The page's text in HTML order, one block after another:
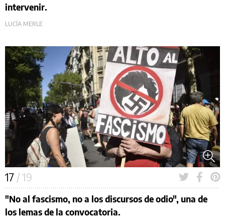
intervenir.
LUCÍA MERLE
17 / 19
"No al fascismo, no a los discursos de odio", una de
los lemas de la convocatoria.